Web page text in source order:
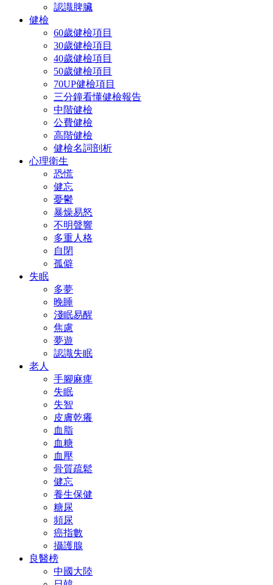
認識脾臟
健檢
60歲健檢項目
30歲健檢項目
40歲健檢項目
50歲健檢項目
70UP健檢項目
三分鐘看懂健檢報告
中階健檢
公費健檢
高階健檢
健檢名詞剖析
心理衛生
恐慌
健忘
憂鬱
暴燥易怒
不明聲響
多重人格
自閉
孤僻
失眠
多夢
晚睡
淺眠易醒
焦慮
夢遊
認識失眠
老人
手腳麻痺
失眠
失智
皮膚乾癢
血脂
血糖
血壓
骨質疏鬆
健忘
養生保健
糖尿
頻尿
癌指數
攝護腺
良醫榜
中國大陸